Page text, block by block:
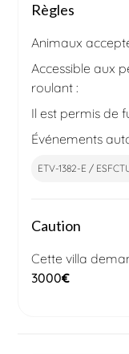
Règles
Animaux
Accessible aux
roulant :
Il est permis de
Événements
ETV-1382-E /
Caution
Cette villa
3000€